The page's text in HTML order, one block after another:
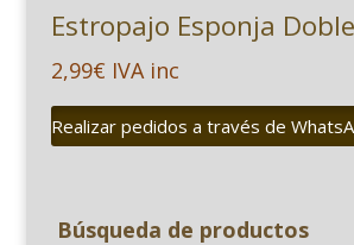
Estropajo Esponja Doble
2,99€ IVA inc
Realizar pedidos a través de
Búsqueda de productos